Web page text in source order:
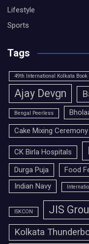
Lifestyle
Sports
Tags
49th International Kolkata Book
Ajay Devgn
Bengal Peerless
Cake Mixing Ceremony
CK Birla Hospitals
Durga Puja
Food
Indian Navy
ISKCON JIS
Kolkata